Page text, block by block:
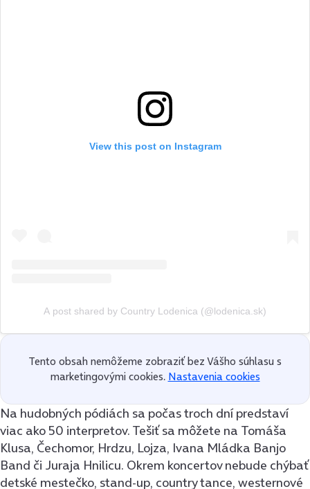
View this post on Instagram
A post shared by Country Lodenica (@lodenica.sk)
Tento obsah nemôžeme zobraziť bez Vášho súhlasu s
marketingovými cookies. Nastavenia cookies
Na hudobných pódiách sa počas troch dní predstaví
viac ako 50 interpretov. Tešiť sa môžete na Tomáša
Klusa, Čechomor, Hrdzu, Lojza, Ivana Mládka Banjo
Band či Juraja Hnilicu. Okrem koncertov nebude chýbať
detské mestečko, stand-up, country tance, westernové